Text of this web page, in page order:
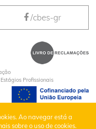
/cbes-gr
Profissionais
Todos os Direitos
Ao navegar está a
sobre o uso de cookies.